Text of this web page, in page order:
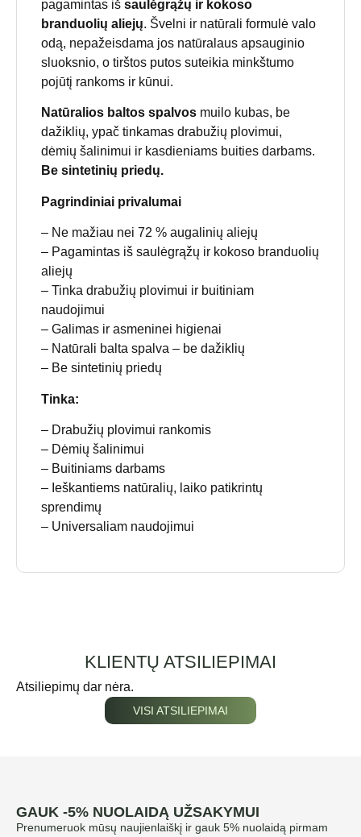
pagamintas iš saulėgrąžų ir kokoso
branduolių aliejų. Švelni ir natūrali formulė valo
odą, nepažeisdama jos natūralaus apsauginio
sluoksnio, o tirštos putos suteikia minkštumo
pojūtį rankoms ir kūnui.
Natūralios baltos spalvos muilo kubas, be
dažiklių, ypač tinkamas drabužių plovimui,
dėmių šalinimui ir kasdieniams buities darbams.
Be sintetinių priedų.
Pagrindiniai privalumai
– Ne mažiau nei 72 % augalinių aliejų
– Pagamintas iš saulėgrąžų ir kokoso branduolių
aliejų
– Tinka drabužių plovimui ir buitiniam
naudojimui
– Galimas ir asmeninei higienai
– Natūrali balta spalva – be dažiklių
– Be sintetinių priedų
Tinka:
– Drabužių plovimui rankomis
– Dėmių šalinimui
– Buitiniams darbams
– Ieškantiems natūralių, laiko patikrintų
sprendimų
– Universaliam naudojimui
KLIENTŲ ATSILIEPIMAI
Atsiliepimų dar nėra.
VISI ATSILIEPIMAI
GAUK -5% NUOLAIDĄ UŽSAKYMUI
Prenumeruok mūsų naujienlaiškį ir gauk 5% nuolaidą pirmam